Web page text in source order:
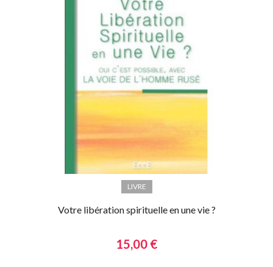
LIVRE
Votre libération spirituelle en une vie ?
15,00 €